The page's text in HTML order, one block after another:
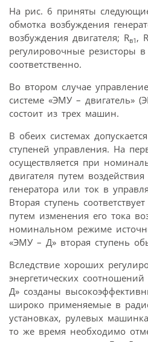
На рис. 6 приняты
обмотка возбуждения
возбуждения двигателя; Rв1 , R
регулировочные резисторы
соответственно.
Во втором случае
системе «ЭМУ – двигатель»
состоит из трех машин.
В обеих системах
ступеней управления. На
осуществляется при
двигателя путем
генератора или ток в
Вторая ступень
путем изменения его тока
номинальном режиме
«ЭМУ – Д» вторая ступень
Вследствие хороших
энергетических
Д» созданы
широко применяемые в
установках, рулевых
то же время необходимо